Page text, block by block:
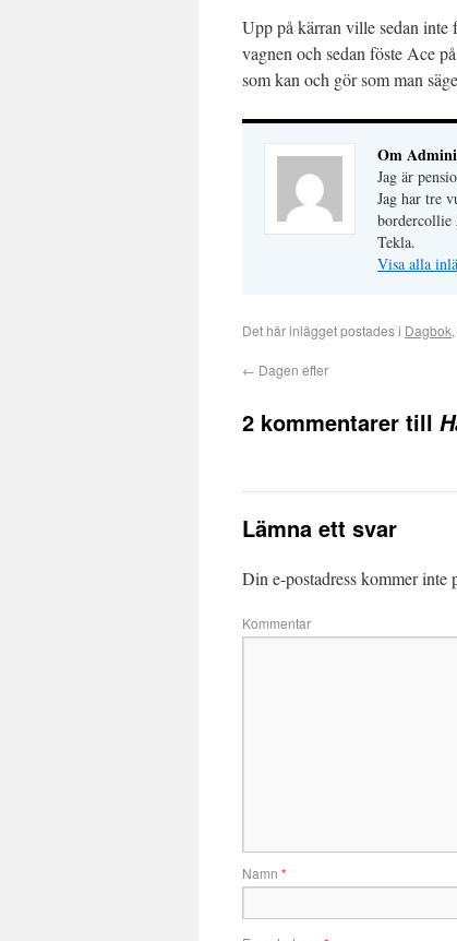
Upp på kärran ville sedan inte
vagnen och sedan föste Ace
som kan och gör som man
Om
Jag är
Jag har tre
bordercollie
Tekla.
Visa alla
Det här inlägget postades i Dagbok,
← Dagen efter
2 kommentarer till
Lämna ett svar
Din e-postadress kommer inte
Kommentar
Namn *